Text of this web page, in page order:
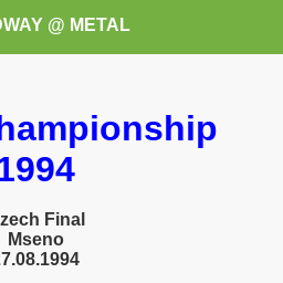
@ METAL
Final
Mseno